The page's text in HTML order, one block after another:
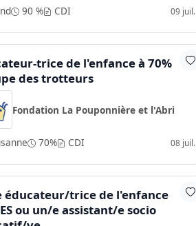
90 % CDI 09 juil.
trice de l'enfance à 70%
des trotteurs
Fondation La Pouponnière et l'Abri
70% CDI 08 juil.
éducateur/trice de l'enfance
ou un/e assistant/e socio